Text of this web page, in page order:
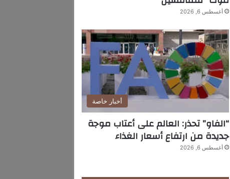
أغسطس 6, 2026
أخبار خاصة
“الفاو” تحذر: العالم على أعتاب موجة
جديدة من ارتفاع أسعار الغذاء
أغسطس 6, 2026